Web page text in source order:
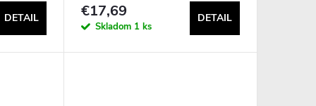
DETAIL €17,69
Skladom 1 ks
DETAIL